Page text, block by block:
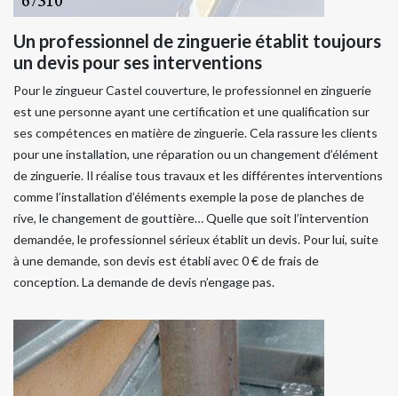
Un professionnel de zinguerie établit toujours
un devis pour ses interventions
Pour le zingueur Castel couverture, le professionnel en zinguerie
est une personne ayant une certification et une qualification sur
ses compétences en matière de zinguerie. Cela rassure les clients
pour une installation, une réparation ou un changement d’élément
de zinguerie. Il réalise tous travaux et les différentes interventions
comme l’installation d’éléments exemple la pose de planches de
rive, le changement de gouttière… Quelle que soit l’intervention
demandée, le professionnel sérieux établit un devis. Pour lui, suite
à une demande, son devis est établi avec 0 € de frais de
conception. La demande de devis n’engage pas.